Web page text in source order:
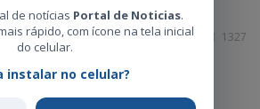
de notícias Portal de Noticias.
rápido, com ícone na tela inicial
do celular.
instalar no celular?
7, 2026 1327